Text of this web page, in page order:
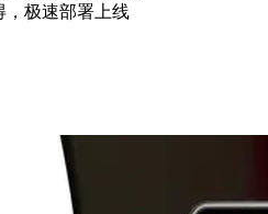
，极速部署上线